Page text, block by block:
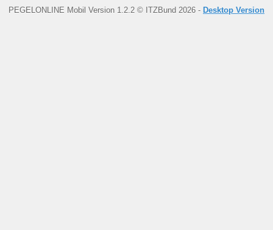
PEGELONLINE Mobil Version 1.2.2 © ITZBund 2026 - Desktop Version